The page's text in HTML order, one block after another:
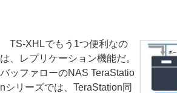
TS-XHLでもう1つ便利なの
は、レプリケーション機能だ。
バッファローのNAS TeraStatio
nシリーズでは、TeraStation同